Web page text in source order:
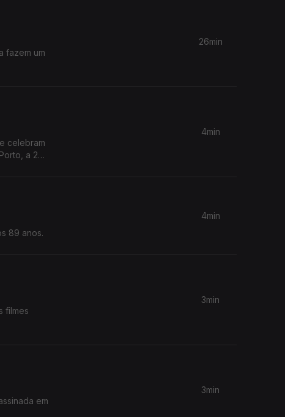
fazem um
26min
a 22
4min
89 anos.
4min
filmes
3min
em
3min